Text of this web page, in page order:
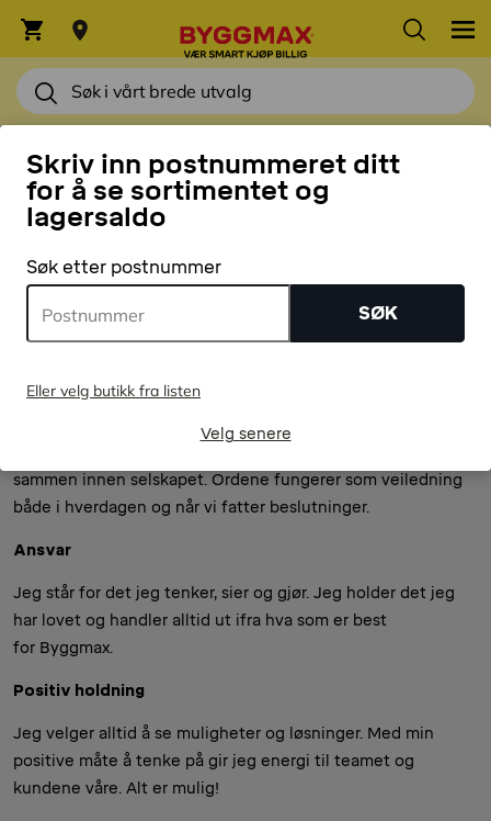
Skriv inn postnummeret ditt
for å se sortimentet og
lagersaldo
Søk etter postnummer
SØK
Eller velg butikk fra listen
Velg senere
KARRIERE
Karriere
Våre Verdier
For å utvikle oss hele tiden og for å nå målene våre arbeider
vi Byggmaxere etter seks verdiord. Verdiordene ligger til
sammen innen selskapet. Ordene fungerer som veiledning
både i hverdagen og når vi fatter beslutninger.
Ansvar
Jeg står for det jeg tenker, sier og gjør. Jeg holder det jeg
har lovet og handler alltid ut ifra hva som er best
for Byggmax.
Positiv holdning
Jeg velger alltid å se muligheter og løsninger. Med min
positive måte å tenke på gir jeg energi til teamet og
kundene våre. Alt er mulig!